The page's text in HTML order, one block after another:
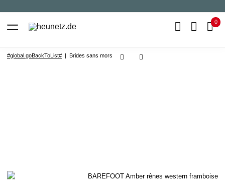
0
#global.goBackToList# Brides sans mors